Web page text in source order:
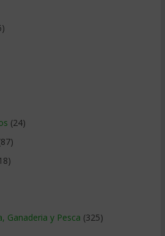
(24)
Ganaderia y Pesca (325)